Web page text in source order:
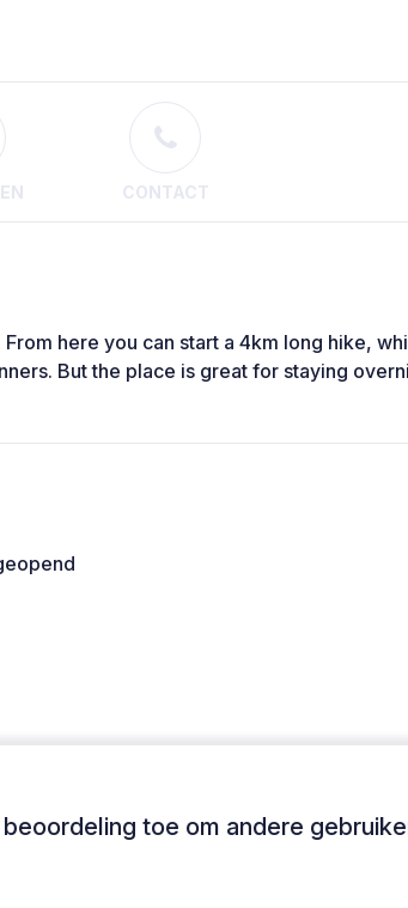
CONTACT
here you can start a 4km long hike,
But the place is great for staying
toe om andere